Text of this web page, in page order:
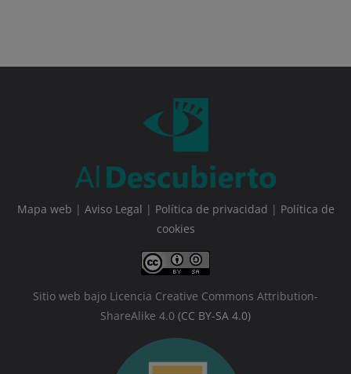
Mapa web | Aviso Legal | Política de privacidad | Política de
cookies
Sitio web bajo Licencia Creative Commons Attribution-
ShareAlike 4.0 (CC BY-SA 4.0)